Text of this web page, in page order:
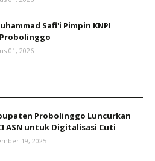
Safi'i Pimpin KNPI
01, 2026
Probolinggo Luncurkan
ASN untuk Digitalisasi Cuti
19, 2025